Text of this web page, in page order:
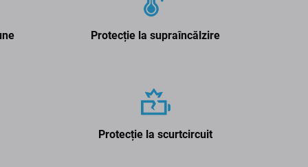
Protecție la supraîncălzire
Protecție la scurtcircuit